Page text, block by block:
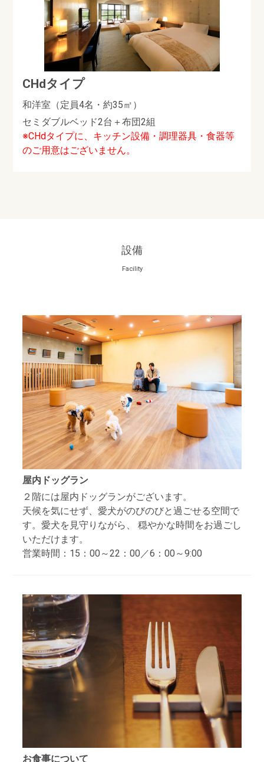
CHdタイプ
和洋室（定員4名・約35㎡）
セミダブルベッド2台＋布団2組
※CHdタイプに、キッチン設備・調理器具・食器等
のご用意はございません。
設備
Facility
屋内ドッグラン
２階には屋内ドッグランがございます。
天候を気にせず、愛犬がのびのびと過ごせる空間で
す。愛犬を見守りながら、 穏やかな時間をお過ごし
いただけます。
営業時間：15：00～22：00／6：00～9:00
お食事について